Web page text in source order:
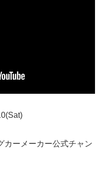
カーメーカー公式チャン